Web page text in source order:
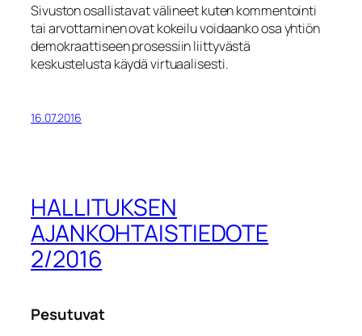
Sivuston osallistavat välineet kuten kommentointi
tai arvottaminen ovat kokeilu voidaanko osa yhtiön
demokraattiseen prosessiin liittyvästä
keskustelusta käydä virtuaalisesti.
16.07.2016
HALLITUKSEN
AJANKOHTAISTIEDOTE
2/2016
Pesutuvat